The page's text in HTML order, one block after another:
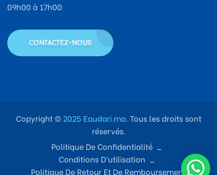
09h00 à 17h00
CONTACTEZ-NOUS
Copyright ©2025 Eaudari.ma. Tous les droits sont
réservés.
Politique De Confidentialité
Conditions D’utilisation
Politique De Retour Et De Remboursement